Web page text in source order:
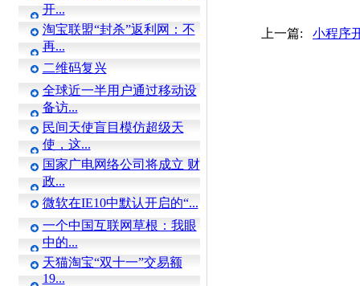
开...
淘宝联盟“封杀”返利网：不
再...
二维码复兴
全球近一半用户通过移动设
备访...
民间天使盲目模仿超级天
使，这...
国家广电网络公司将成立 财
政...
微软在IE10中默认开启的“...
一个中国互联网草根：我眼
中的...
天猫淘宝“双十一”交易额
19...
上一篇: 小程序